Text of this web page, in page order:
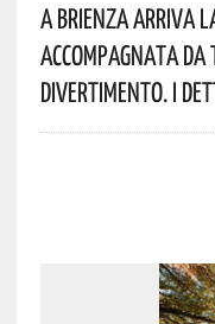
A Brienza Arriva
Accompagnata
Divertimento. I